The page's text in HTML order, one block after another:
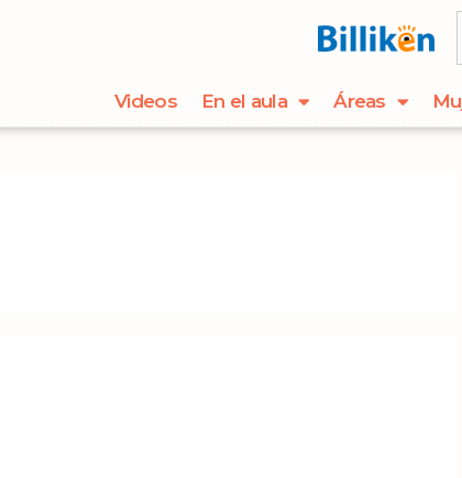
Videos En el aula Áreas